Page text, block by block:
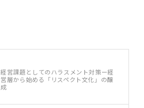
経営課題としてのハラスメント対策ー経
営層から始める「リスペクト文化」の醸
成